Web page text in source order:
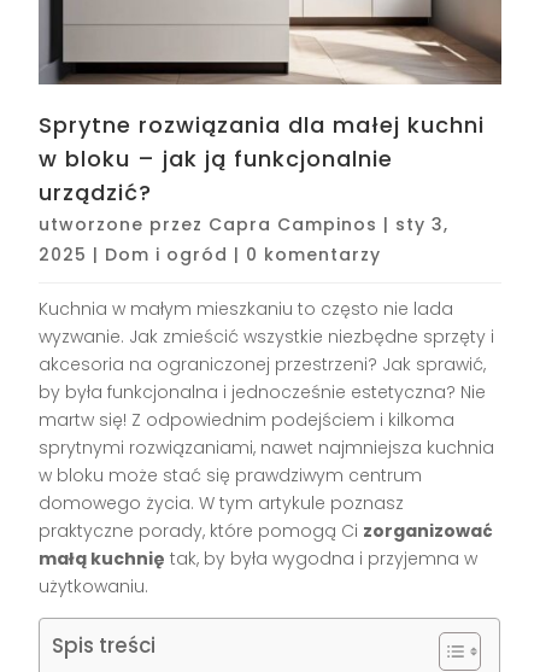
Sprytne rozwiązania dla małej kuchni
w bloku – jak ją funkcjonalnie
urządzić?
utworzone przez Capra Campinos | sty 3,
2025 | Dom i ogród | 0 komentarzy
Kuchnia w małym mieszkaniu to często nie lada
wyzwanie. Jak zmieścić wszystkie niezbędne sprzęty i
akcesoria na ograniczonej przestrzeni? Jak sprawić,
by była funkcjonalna i jednocześnie estetyczna? Nie
martw się! Z odpowiednim podejściem i kilkoma
sprytnymi rozwiązaniami, nawet najmniejsza kuchnia
w bloku może stać się prawdziwym centrum
domowego życia. W tym artykule poznasz
praktyczne porady, które pomogą Ci zorganizować
małą kuchnię tak, by była wygodna i przyjemna w
użytkowaniu.
Spis treści